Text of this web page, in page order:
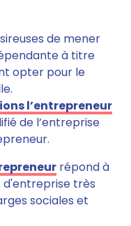
de mener
à titre
opter pour le
l’entrepreneur
de l’entreprise
répond à
très
sociales et